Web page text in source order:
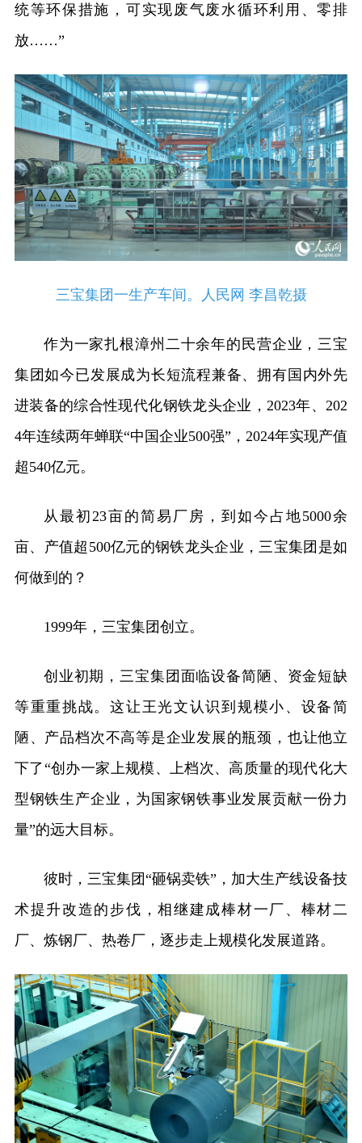
统等环保措施，可实现废气废水循环利用、零排
放……”
三宝集团一生产车间。人民网 李昌乾摄
作为一家扎根漳州二十余年的民营企业，三宝
集团如今已发展成为长短流程兼备、拥有国内外先
进装备的综合性现代化钢铁龙头企业，2023年、202
4年连续两年蝉联“中国企业500强”，2024年实现产值
超540亿元。
从最初23亩的简易厂房，到如今占地5000余
亩、产值超500亿元的钢铁龙头企业，三宝集团是如
何做到的？
1999年，三宝集团创立。
创业初期，三宝集团面临设备简陋、资金短缺
等重重挑战。这让王光文认识到规模小、设备简
陋、产品档次不高等是企业发展的瓶颈，也让他立
下了“创办一家上规模、上档次、高质量的现代化大
型钢铁生产企业，为国家钢铁事业发展贡献一份力
量”的远大目标。
彼时，三宝集团“砸锅卖铁”，加大生产线设备技
术提升改造的步伐，相继建成棒材一厂、棒材二
厂、炼钢厂、热卷厂，逐步走上规模化发展道路。